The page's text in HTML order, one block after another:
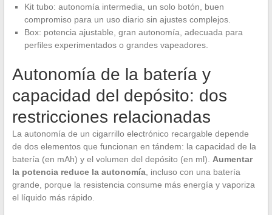
Kit tubo: autonomía intermedia, un solo botón, buen
compromiso para un uso diario sin ajustes complejos.
Box: potencia ajustable, gran autonomía, adecuada para
perfiles experimentados o grandes vapeadores.
Autonomía de la batería y
capacidad del depósito: dos
restricciones relacionadas
La autonomía de un cigarrillo electrónico recargable depende
de dos elementos que funcionan en tándem: la capacidad de la
batería (en mAh) y el volumen del depósito (en ml). Aumentar
la potencia reduce la autonomía, incluso con una batería
grande, porque la resistencia consume más energía y vaporiza
el líquido más rápido.